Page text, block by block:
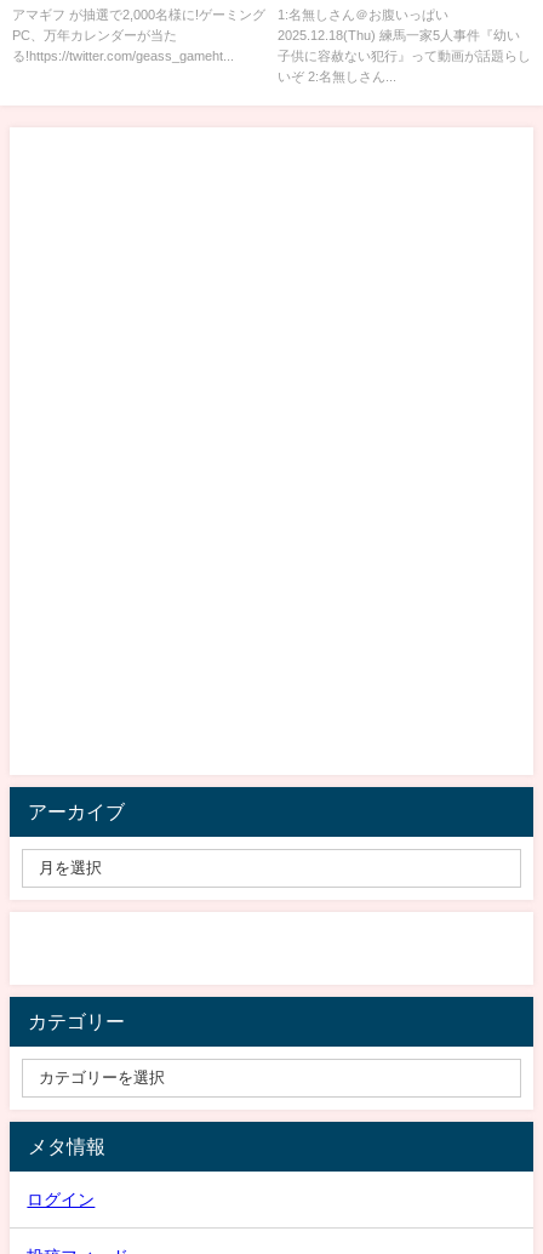
1/12まで
アマギフ が抽選で2,000名様に!ゲーミング
PC、万年カレンダーが当た
る!https://twitter.com/geass_gameht...
1:名無しさん＠お腹いっぱい
2025.12.18(Thu) 練馬一家5人事件『幼い
子供に容赦ない犯行』って動画が話題らし
いぞ 2:名無しさん...
アーカイブ
カテゴリー
メタ情報
ログイン